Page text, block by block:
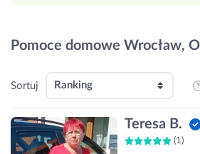
Pomoce domowe Wrocław,
Sortuj
Teresa B.
(1)